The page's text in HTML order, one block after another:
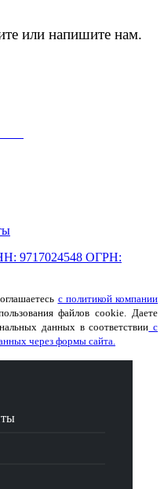
или напишите нам.
9717024548 ОГРН:
с политикой компании
файлов cookie. Даете
данных в соответствии с
через формы сайта.